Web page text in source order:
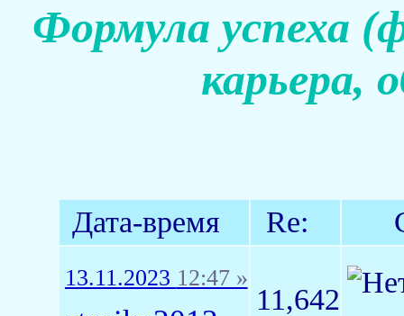
Формула успеха
карьера,
Дата-время Re:
13.11.2023 12:47 »
11,642